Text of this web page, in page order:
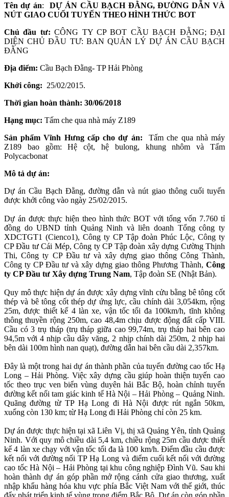
Tên dự án: DỰ ÁN CẦU BẠCH ĐẰNG, ĐƯỜNG DẪN VÀ
NÚT GIAO CUỐI TUYẾN THEO HÌNH THỨC BOT
Chủ đầu tư: CÔNG TY CP BOT CẦU BẠCH ĐẰNG; ĐẠI
DIỆN CHỦ ĐẦU TƯ: BAN QUẢN LÝ DỰ ÁN CẦU BẠCH
ĐẰNG
Địa điểm: Cầu Bạch Đằng- TP Hải Phòng
Khởi công: 25/02/2015.
Thời gian hoàn thành: 30/06/2018
Hạng mục: Tấm che qua nhà máy Z189
Sản phẩm Vĩnh Hưng cấp cho dự án:Tấm che qua nhà máy
Z189 bao gồm: Hệ cột, hệ bulong, khung nhôm và Tấm
Polycacbonat
Mô tả dự án:
Dự án Cầu Bạch Đằng, đường dẫn và nút giao thông cuối tuyến
được khởi công vào ngày 25/02/2015.
Dự án được thực hiện theo hình thức BOT với tổng vốn 7.760 tỉ
đồng do UBND tỉnh Quảng Ninh và liên doanh Tổng công ty
XDCTGT1 (Cienco1), Công ty CP Tập đoàn Phúc Lộc, Công ty
CP Đầu tư Cái Mép, Công ty CP Tập đoàn xây dựng Cường Thịnh
Thi, Công ty CP Đầu tư và xây dựng giao thông Công Thành,
Công ty CP Đầu tư và xây dựng giao thông Phương Thành, Công
ty CP Đầu tư Xây dựng Trung Nam, Tập đoàn SE (Nhật Bản).
Quy mô thực hiện dự án được xây dựng vĩnh cửu bằng bê tông cốt
thép và bê tông cốt thép dự ứng lực, cầu chính dài 3,054km, rộng
25m, được thiết kế 4 làn xe, vận tốc tối đa 100km/h, tĩnh không
thông thuyền rộng 250m, cao 48,4m chịu được động đất cấp VIII.
Cầu có 3 trụ tháp (trụ tháp giữa cao 99,74m, trụ tháp hai bên cao
94,5m với 4 nhịp cầu dây văng, 2 nhịp chính dài 250m, 2 nhịp hai
bên dài 100m hình nan quạt), đường dẫn hai bên cầu dài 2,357km.
Đây là một trong hai dự án thành phần của tuyến đường cao tốc Hạ
Long – Hải Phòng. Việc xây dựng cầu giúp hoàn thiện tuyến cao
tốc theo trục ven biển vùng duyên hải Bắc Bộ, hoàn chỉnh tuyến
đường kết nối tam giác kinh tế Hà Nội – Hải Phòng – Quảng Ninh.
Quãng đường từ TP Hạ Long đi Hà Nội được rút ngắn 50km,
xuống còn 130 km; từ Hạ Long đi Hải Phòng chỉ còn 25 km.
Dự án được thực hiện tại xã Liên Vị, thị xã Quảng Yên, tỉnh Quảng
Ninh. Với quy mô chiều dài 5,4 km, chiều rộng 25m cầu được thiết
kế 4 làn xe chạy với vận tốc tối đa là 100 km/h. Điểm đầu cầu được
kết nối với đường nối TP Hạ Long và điểm cuối kết nối với đường
cao tốc Hà Nội – Hải Phòng tại khu công nghiệp Đình Vũ. Sau khi
hoàn thành dự án góp phần mở rộng cánh cửa giao thương, xuất
nhập khẩu hàng hóa khu vực phía Bắc Việt Nam với thế giới, thúc
đẩy phát triển kinh tế vùng trọng điểm Bắc Bộ. Dự án còn góp phần